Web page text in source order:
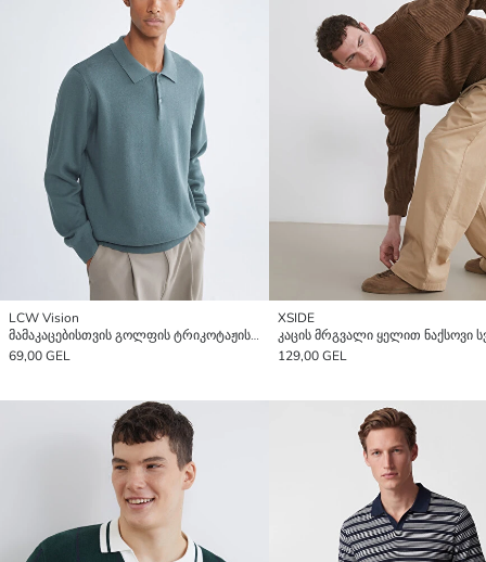
LCW Vision
მამაკაცებისთვის გოლფის ტრიკოტაჟის სვიტერი
69,00 GEL
XSIDE
კაცის მრგვალი ყელით ნაქსოვი
129,00 GEL